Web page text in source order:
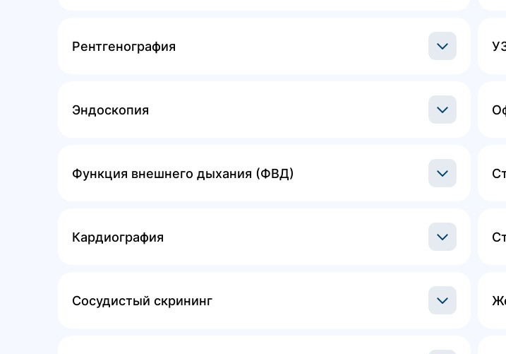
Рентгенография
Эндоскопия
Функция внешнего дыхания (ФВД)
Кардиография
Сосудистый скрининг